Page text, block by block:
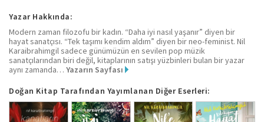
Yazar Hakkında:
Modern zaman filozofu bir kadın. “Daha iyi nasıl yaşanır” diyen bir
hayat sanatçısı. “Tek taşımı kendim aldım” diyen bir neo-feminist. Nil
Karaibrahimgil sadece günümüzün en sevilen pop müzik
sanatçılarından biri değil, kitaplarının satışı yüzbinleri bulan bir yazar
aynı zamanda… Yazarın Sayfası
Doğan Kitap Tarafından Yayımlanan Diğer Eserleri: